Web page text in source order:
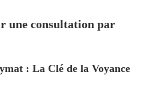
une consultation par
: La Clé de la Voyance